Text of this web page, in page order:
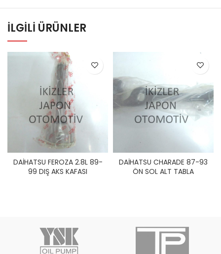
İLGILI ÜRÜNLER
DAİHATSU FEROZA 2.8L 89-
99 DIŞ AKS KAFASI
DAİHATSU CHARADE 87-93
ÖN SOL ALT TABLA